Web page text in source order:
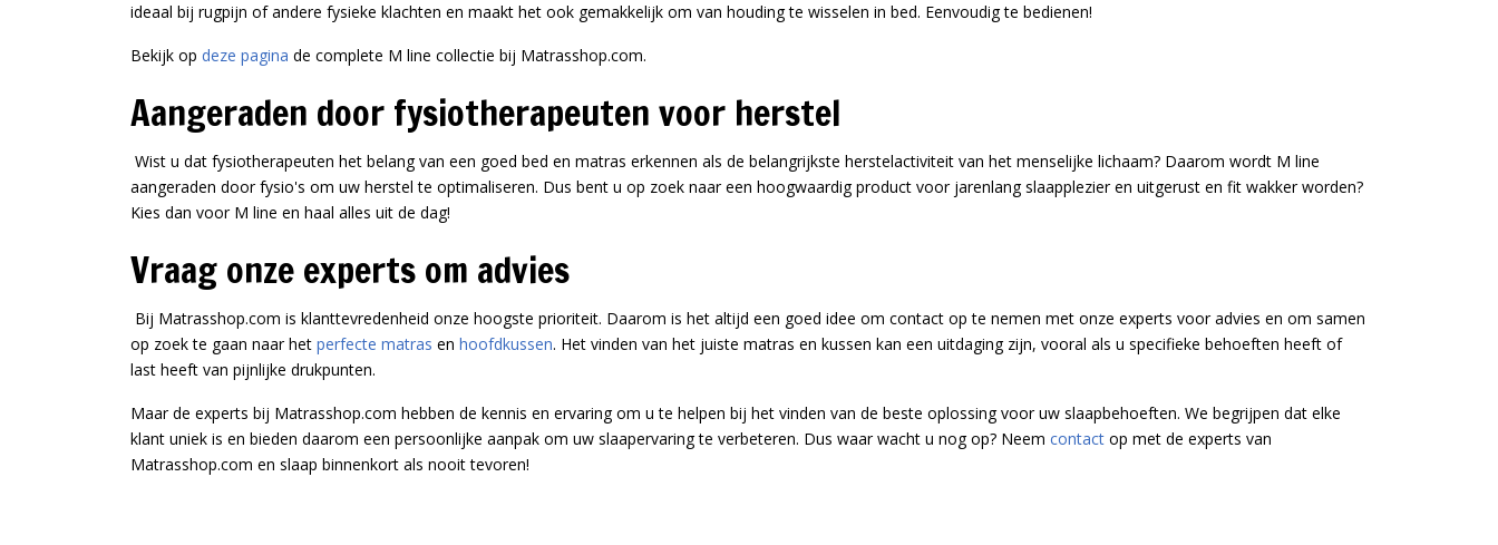
ideaal bij rugpijn of andere fysieke klachten en maakt het ook gemakkelijk om van houding te wisselen in bed. Eenvoudig te bedienen!
Bekijk op deze pagina de complete M line collectie bij Matrasshop.com.
Aangeraden door fysiotherapeuten voor herstel
Wist u dat fysiotherapeuten het belang van een goed bed en matras erkennen als de belangrijkste herstelactiviteit van het menselijke lichaam? Daarom wordt M line
aangeraden door fysio's om uw herstel te optimaliseren. Dus bent u op zoek naar een hoogwaardig product voor jarenlang slaapplezier en uitgerust en fit wakker worden?
Kies dan voor M line en haal alles uit de dag!
Vraag onze experts om advies
Bij Matrasshop.com is klanttevredenheid onze hoogste prioriteit. Daarom is het altijd een goed idee om contact op te nemen met onze experts voor advies en om samen
op zoek te gaan naar het perfecte matras en hoofdkussen. Het vinden van het juiste matras en kussen kan een uitdaging zijn, vooral als u specifieke behoeften heeft of
last heeft van pijnlijke drukpunten.
Maar de experts bij Matrasshop.com hebben de kennis en ervaring om u te helpen bij het vinden van de beste oplossing voor uw slaapbehoeften. We begrijpen dat elke
klant uniek is en bieden daarom een persoonlijke aanpak om uw slaapervaring te verbeteren. Dus waar wacht u nog op? Neem contact op met de experts van
Matrasshop.com en slaap binnenkort als nooit tevoren!